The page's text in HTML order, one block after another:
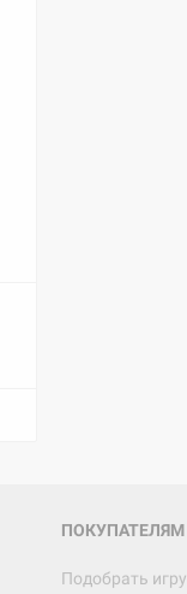
ПОКУПАТЕЛЯМ
Подобрать игру